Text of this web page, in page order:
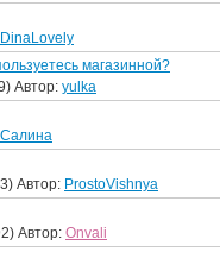
DinaLovely
магазинной?
Автор: yulka
Салина
Автор: ProstoVishnya
Автор: Onvali